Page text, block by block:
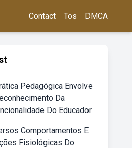
Contact Tos DMCA
Pedagógica Envolve
Da
Do Educador
Comportamentos E
Fisiológicas Do